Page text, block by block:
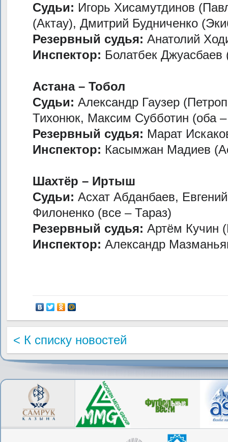
Судьи: Игорь Хисамутдинов
(Актау), Дмитрий Будниченко
Резервный судья: Анатолий
Инспектор: Болатбек Джуасбаев
Астана – Тобол
Судьи: Александр Гаузер
Тихонюк, Максим Субботин (оба
Резервный судья: Марат
Инспектор: Касымжан Мадиев
Шахтёр – Иртыш
Судьи: Асхат Абданбаев,
Филоненко (все – Тараз)
Резервный судья: Артём Кучин
Инспектор: Александр
< К списку новостей